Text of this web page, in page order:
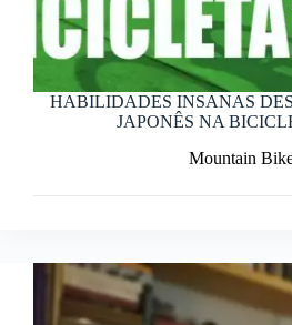
HABILIDADES INSANAS
JAPONÊS NA
Mountain